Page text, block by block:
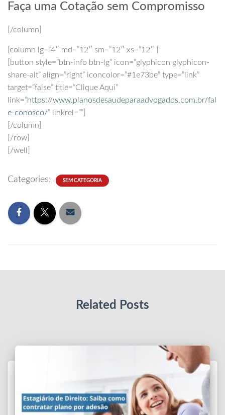
Faça uma Cotação sem Compromisso
[/column]
[column lg=”4″ md=”12″ sm=”12″ xs=”12″ ]
[button style=”btn-info btn-lg” icon=”glyphicon glyphicon-
share-alt” align=”right” iconcolor=”#1e73be” type=”link”
target=”false” title=”Clique Aqui”
link=”https://www.planosdesaudeparaadvogados.com.br/fal
e-conosco/” linkrel=””]
[/column]
[/row]
[/well]
Categories: SEM CATEGORIA
Related Posts